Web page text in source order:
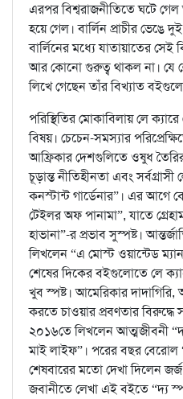
এরপর বিশ্বরাজনীতিতে ঘটে
হয়ে গেল। বার্লিন প্রাচীর ভেঙে
বার্লিনের মধ্যে যাতায়াতের সেই
আর কোনো গুরুত্ব থাকল না। যে
লিখে গেছেন তাঁর বিখ্যাত
পরিস্থিতির মোকাবিলায় লে
বিষয়। চেচেন-সমস্যার
আফ্রিকার দেশগুলিতে ওষুধ
চূড়ান্ত নীতিহীনতা এবং
কনস্টান্ট গার্ডেনার”। এর আগে
টেইলর অফ পানামা”, যাতে
হাভানা”-র প্রভাব সুস্পষ্ট।
লিখলেন “এ মোস্ট ওয়ান্টেড
শেষের দিকের বইগুলোতে লে
খুব স্পষ্ট। আমেরিকার দাদাগিরি,
করতে চাওয়ার প্রবণতার বিরুদ্ধে
২০১৬তে লিখলেন আত্মজীবনী
মাই লাইফ”। পরের বছর
শেষবারের মতো দেখা দিলেন জর্জ
জবানীতে লেখা এই বইতে “দ্য